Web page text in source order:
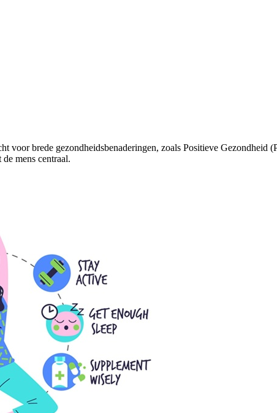
voor brede gezondheidsbenaderingen, zoals Positieve Gezondheid
mens centraal.